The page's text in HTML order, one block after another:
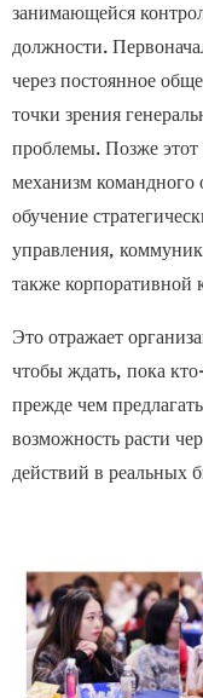
занимающейся
должности.
через постоянное
точки зрения
проблемы. Позже этот
механизм
обучение
управления,
также корпоративной
Это отражает
чтобы ждать, пока
прежде чем
возможность расти
действий в реальных